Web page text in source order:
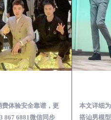
体验安全靠谱，更
867 6881微信同步
本文详细
搭讪男模